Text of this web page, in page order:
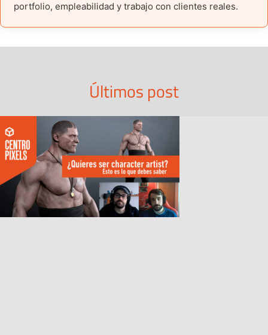
portfolio, empleabilidad y trabajo con clientes reales.
Últimos post